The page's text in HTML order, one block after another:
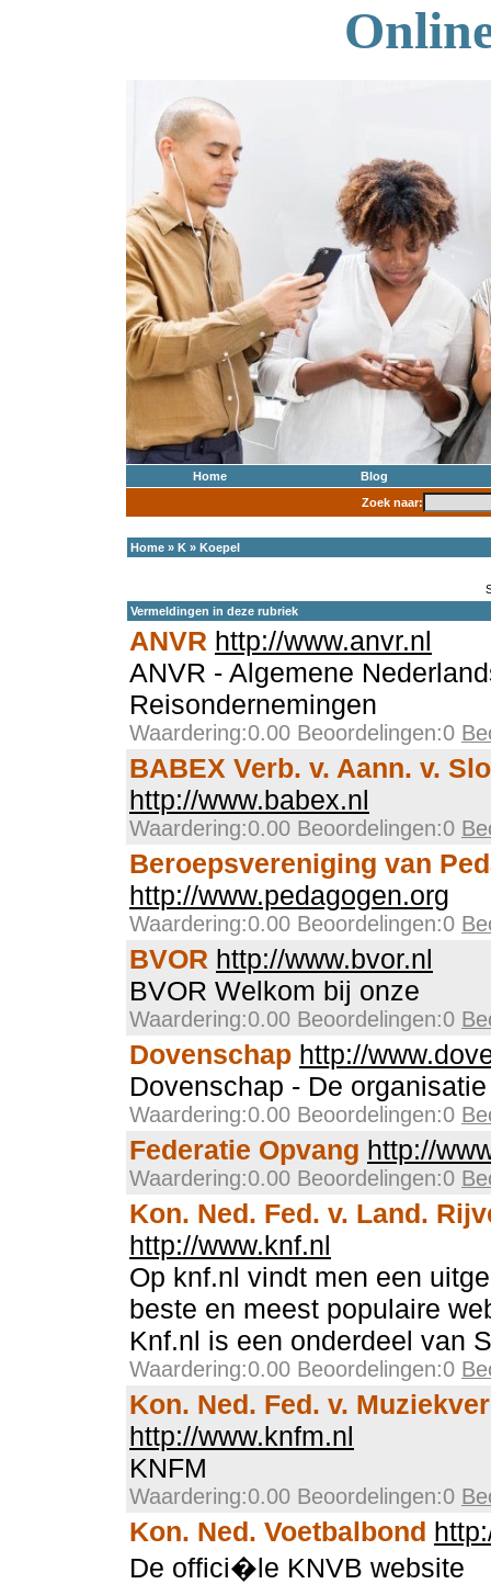
Home
Blog
Zoek naar:
Home » K » Koepel
Vermeldingen in deze rubriek
ANVR http://www.anvr.nl
ANVR - Algemene
Reisondernemingen
Waardering:0.00 Beoordelingen:0
BABEX Verb. v. Aann. v.
http://www.babex.nl
Waardering:0.00 Beoordelingen:0
Beroepsvereniging van
http://www.pedagogen.org
Waardering:0.00 Beoordelingen:0
BVOR http://www.bvor.nl
BVOR Welkom bij onze
Waardering:0.00 Beoordelingen:0
Dovenschap http://
Dovenschap - De
Waardering:0.00 Beoordelingen:0
Federatie Opvang http://
Waardering:0.00 Beoordelingen:0
Kon. Ned. Fed. v. Land.
http://www.knf.nl
Op knf.nl vindt men een
beste en meest populaire
Knf.nl is een onderdeel van
Waardering:0.00 Beoordelingen:0
Kon. Ned. Fed. v.
http://www.knfm.nl
KNFM
Waardering:0.00 Beoordelingen:0
Kon. Ned. Voetbalbond
De offici�le KNVB website